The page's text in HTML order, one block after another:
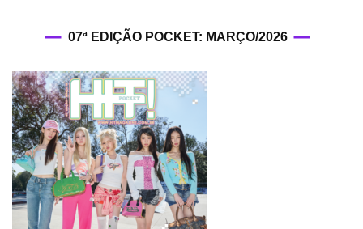
07ª EDIÇÃO POCKET: MARÇO/2026